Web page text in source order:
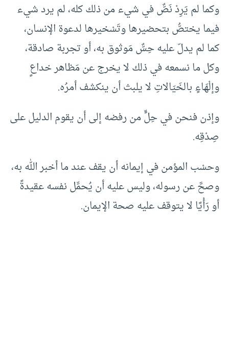
وكما لم يَرِدْ نَصٌّ في شيء من ذلك كله، لم يرد شيء
فيما يختصُّ بتحضيرها وتَسْخيرها لدعوة الإنسان،
كما لم يدلّ عليه حِسٌّ مَوثوق به، أو تجربة صادقة،
وكل ما نسمعه في ذلك لا يخرج عن مَظاهر خداعٍ
وإلْهَاءٍ بالخَيَالاتِ لا يلبث أن ينكشف أمرُه.
وإذن فنحن في حِلٍّ من رفضه إلى أن يقوم الدليل على
صِدْقِه.
وحسْب المؤمن في إيمانه أن يقف عند ما أخبر الله به،
وصحَّ عن رسوله، وليس عليه أن يُحمِّل نفسه عقيدةً
أو رَأْيًا لا يتوقف عليه صحة الإيمان.